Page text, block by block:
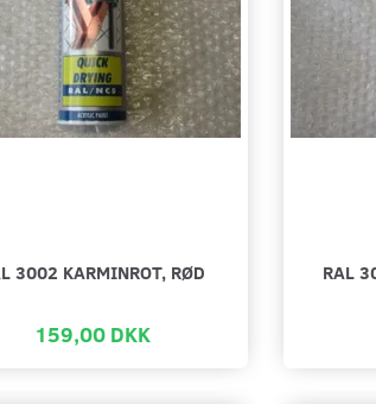
3002 KARMINROT, RØD
159,00 DKK
RAL